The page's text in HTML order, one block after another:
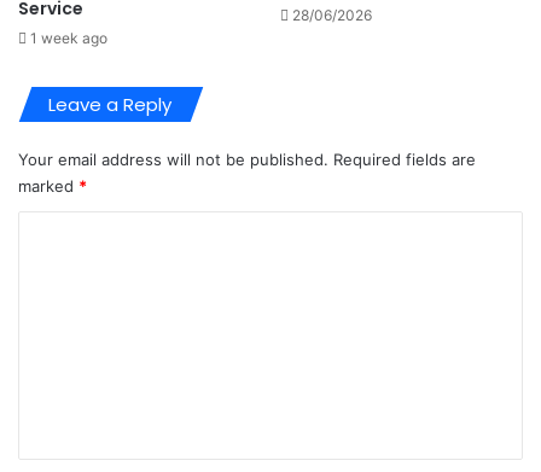
Service
1 week ago
28/06/2026
Leave a Reply
Your email address will not be published. Required fields are
marked *